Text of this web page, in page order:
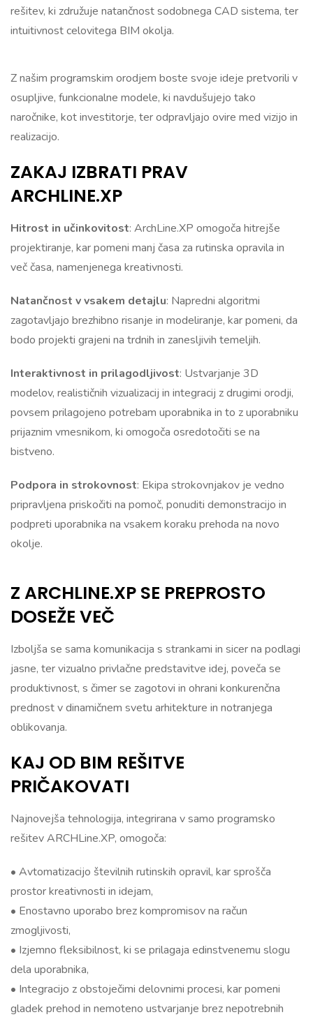
rešitev, ki združuje natančnost sodobnega CAD sistema, ter
intuitivnost celovitega BIM okolja.
Z našim programskim orodjem boste svoje ideje pretvorili v
osupljive, funkcionalne modele, ki navdušujejo tako
naročnike, kot investitorje, ter odpravljajo ovire med vizijo in
realizacijo.
ZAKAJ IZBRATI PRAV
ARCHLINE.XP
Hitrost in učinkovitost: ArchLine.XP omogoča hitrejše
projektiranje, kar pomeni manj časa za rutinska opravila in
več časa, namenjenega kreativnosti.
Natančnost v vsakem detajlu: Napredni algoritmi
zagotavljajo brezhibno risanje in modeliranje, kar pomeni, da
bodo projekti grajeni na trdnih in zanesljivih temeljih.
Interaktivnost in prilagodljivost: Ustvarjanje 3D
modelov, realističnih vizualizacij in integracij z drugimi orodji,
povsem prilagojeno potrebam uporabnika in to z uporabniku
prijaznim vmesnikom, ki omogoča osredotočiti se na
bistveno.
Podpora in strokovnost: Ekipa strokovnjakov je vedno
pripravljena priskočiti na pomoč, ponuditi demonstracijo in
podpreti uporabnika na vsakem koraku prehoda na novo
okolje.
Z ARCHLINE.XP SE PREPROSTO
DOSEŽE VEČ
Izboljša se sama komunikacija s strankami in sicer na podlagi
jasne, ter vizualno privlačne predstavitve idej, poveča se
produktivnost, s čimer se zagotovi in ohrani konkurenčna
prednost v dinamičnem svetu arhitekture in notranjega
oblikovanja.
KAJ OD BIM REŠITVE
PRIČAKOVATI
Najnovejša tehnologija, integrirana v samo programsko
rešitev ARCHLine.XP, omogoča:
• Avtomatizacijo številnih rutinskih opravil, kar sprošča
prostor kreativnosti in idejam,
• Enostavno uporabo brez kompromisov na račun
zmogljivosti,
• Izjemno fleksibilnost, ki se prilagaja edinstvenemu slogu
dela uporabnika,
• Integracijo z obstoječimi delovnimi procesi, kar pomeni
gladek prehod in nemoteno ustvarjanje brez nepotrebnih